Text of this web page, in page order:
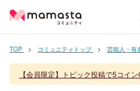
TOP コミュニティトップ 芸能人・有
【会員限定】トピック投稿で5コイン